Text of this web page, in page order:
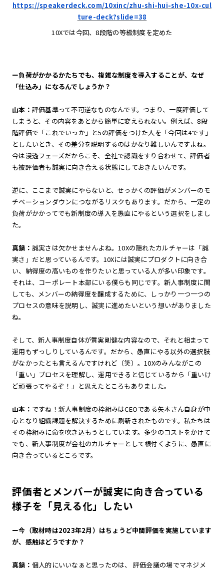
https://speakerdeck.com/10xinc/zhu-shi-hui-she-10x-cul
ture-deck?slide=38
10Xでは今回、8段階の等級制度を定めた
ー負荷がかかるかたちでも、複雑な制度を導入することが、なぜ
「仕込み」になるんでしょうか？
山本： 評価基準って不可逆なものなんです。つまり、一度評価して
しまうと、その内容をあとから簡単に変えられない。例えば、8段
階評価で「これでいっか」と5の評価をつけた人を「今回は4です」
としたいとき、その差分を説明するのはかなり難しいんですよね。
今は浸透フェーズだからこそ、全社で認識をすり合わせて、評価者
も被評価者も誠実に向き合える状態にしておきたいんです。
逆に、ここまで誠実にやらないと、せっかくの評価がメンバーのモ
チベーションダウンにつながるリスクもあります。だから、一定の
負荷がかかってでも新制度の導入を愚直にやるという選択をしまし
た。
真鍋： 誠実さは欠かせませんよね。10Xの隠れたカルチャーは「誠
実さ」だと思っているんです。10Xには誠実にプロダクトに向き合
い、納得度の高いものを作りたいと思っている人が多い印象です。
それは、コーポレート本部にいる僕らも同じです。新人事制度に関
しても、メンバーの納得度を醸成するために、しっかり一つ一つの
プロセスの意味を説明し、誠実に進めたいという想いがありました
ね。
そして、新人事制度自体が質実剛健な内容なので、それと相まって
運用もずっしりしているんです。だから、愚直にやる以外の選択肢
がなかったとも言えるんですけれど（笑）。10Xのみんながこの
「重い」プロセスを理解し、運用できると信じているから「重いけ
ど頑張ってやるぞ！」と思えたところもありました。
山本： ですね！新人事制度の枠組みはCEOである矢本さん自身が中
心となり組織課題を解決するために刷新されたものです。私たちは
その枠組みに命を吹き込もうとしています。多少のコストをかけて
でも、新人事制度が会社のカルチャーとして根付くように、愚直に
向き合っているところです。
評価者とメンバーが誠実に向き合っている
様子を「見える化」したい
ー今（取材時は2023年2月）はちょうど中間評価を実施しています
が、感触はどうですか？
真鍋： 個人的にいいなぁと思ったのは、 評価会議の場でマネジメ